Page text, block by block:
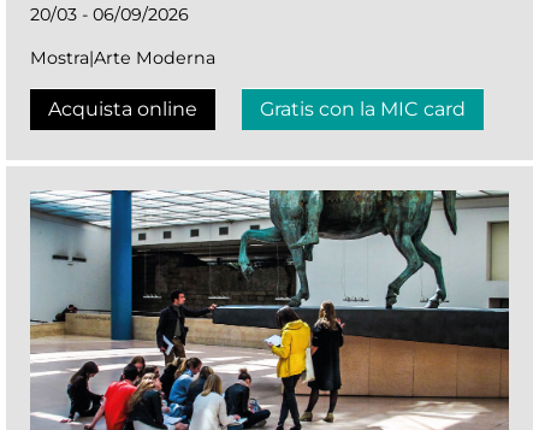
20/03 - 06/09/2026
Mostra|Arte Moderna
Acquista online Gratis con la MIC card